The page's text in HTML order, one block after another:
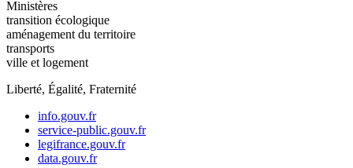
Ministères
transition écologique
aménagement du territoire
transports
ville et logement
Liberté, Égalité, Fraternité
info.gouv.fr
service-public.gouv.fr
legifrance.gouv.fr
data.gouv.fr